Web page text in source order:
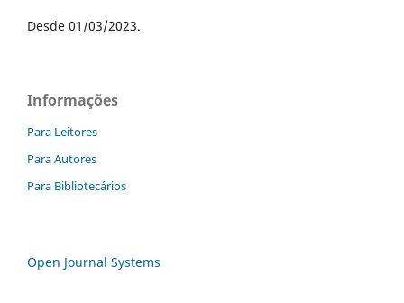
Desde 01/03/2023.
Informações
Para Leitores
Para Autores
Para Bibliotecários
Open Journal Systems